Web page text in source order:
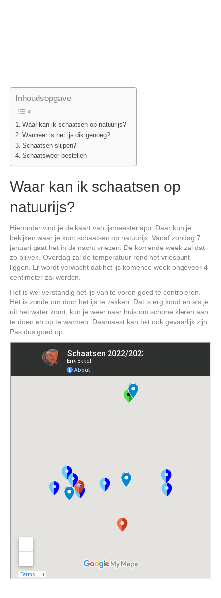
Inhoudsopgave
Waar kan ik schaatsen op natuurijs?
Wanneer is het ijs dik genoeg?
Schaatsen slijpen?
Schaatsweer bestellen
Waar kan ik schaatsen op
natuurijs?
Hieronder vind je de kaart van ijsmeester.app. Daar kun je
bekijken waar je kunt schaatsen op natuurijs. Vanaf zondag 7
januari gaat het in de nacht vriezen. De komende week zal dat
zo blijven. Overdag zal de temperatuur rond het vriespunt
liggen. Er wordt verwacht dat het ijs komende week ongeveer 4
centimeter zal worden.
Het is wel verstandig het ijs van te voren goed te controleren.
Het is zonde om door het ijs te zakken. Dat is erg koud en als je
uit het water komt, kun je weer naar huis om schone kleren aan
te doen en op te warmen. Daarnaast kan het ook gevaarlijk zijn.
Pas dus goed op.